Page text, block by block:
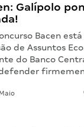
Galípolo
Bacen
de Assuntos
do Banco